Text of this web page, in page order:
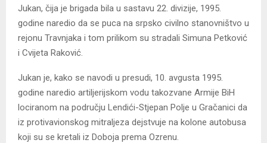
Jukan, čija je brigada bila u sastavu 22. divizije, 1995.
godine naredio da se puca na srpsko civilno stanovništvo u
rejonu Travnjaka i tom prilikom su stradali Simuna Petković
i Cvijeta Raković.
Jukan je, kako se navodi u presudi, 10. avgusta 1995.
godine naredio artiljerijskom vodu takozvane Armije BiH
lociranom na području Lendići-Stjepan Polje u Gračanici da
iz protivavionskog mitraljeza dejstvuje na kolone autobusa
koji su se kretali iz Doboja prema Ozrenu.